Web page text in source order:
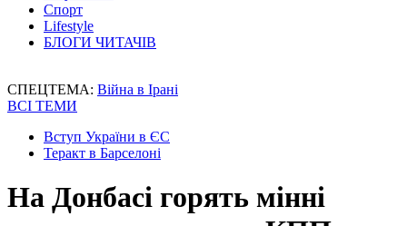
Спорт
Lifestyle
БЛОГИ ЧИТАЧІВ
СПЕЦТЕМА: Війна в Ірані
ВСІ ТЕМИ
Вступ України в ЄС
Теракт в Барселоні
На Донбасі горять мінні